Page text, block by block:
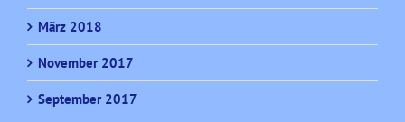
März 2018
November 2017
September 2017